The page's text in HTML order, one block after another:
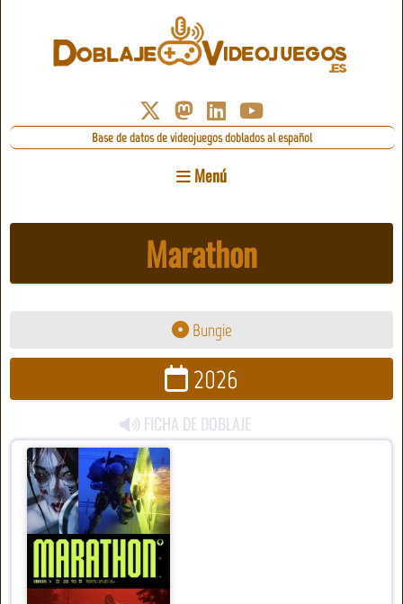
Base de datos de videojuegos doblados al español
Menú
Marathon
Bungie
2026
FICHA DE DOBLAJE